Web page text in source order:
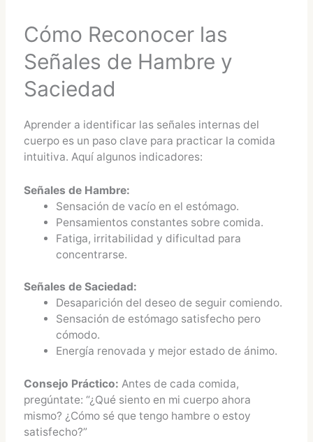
Cómo Reconocer las
Señales de Hambre y
Saciedad
Aprender a identificar las señales internas del
cuerpo es un paso clave para practicar la comida
intuitiva. Aquí algunos indicadores:
Señales de Hambre:
Sensación de vacío en el estómago.
Pensamientos constantes sobre comida.
Fatiga, irritabilidad y dificultad para
concentrarse.
Señales de Saciedad:
Desaparición del deseo de seguir comiendo.
Sensación de estómago satisfecho pero
cómodo.
Energía renovada y mejor estado de ánimo.
Consejo Práctico: Antes de cada comida,
pregúntate: “¿Qué siento en mi cuerpo ahora
mismo? ¿Cómo sé que tengo hambre o estoy
satisfecho?”